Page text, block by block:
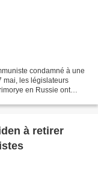
condamné à une
mai, les législateurs
en Russie ont
à retirer